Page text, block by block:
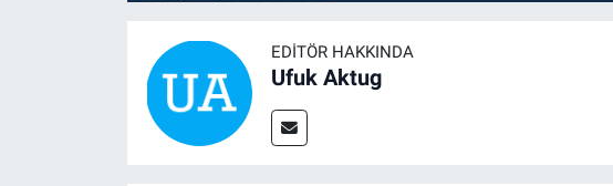
EDITÖR HAKKINDA
Ufuk Aktug